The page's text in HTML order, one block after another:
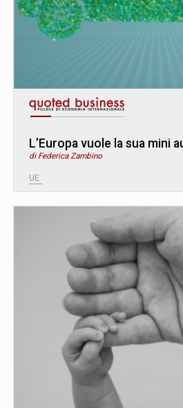
L’Europa vuole la sua mini
di Federica Zambino
UE